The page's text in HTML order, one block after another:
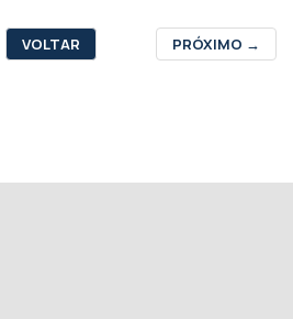
VOLTAR PRÓXIMO →